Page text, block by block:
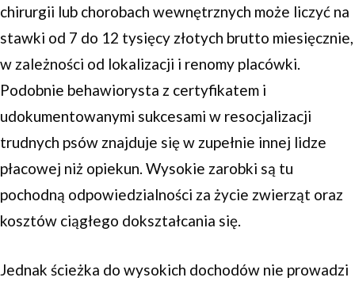
chirurgii lub chorobach wewnętrznych może liczyć na
stawki od 7 do 12 tysięcy złotych brutto miesięcznie,
w zależności od lokalizacji i renomy placówki.
Podobnie behawiorysta z certyfikatem i
udokumentowanymi sukcesami w resocjalizacji
trudnych psów znajduje się w zupełnie innej lidze
płacowej niż opiekun. Wysokie zarobki są tu
pochodną odpowiedzialności za życie zwierząt oraz
kosztów ciągłego dokształcania się.
Jednak ścieżka do wysokich dochodów nie prowadzi